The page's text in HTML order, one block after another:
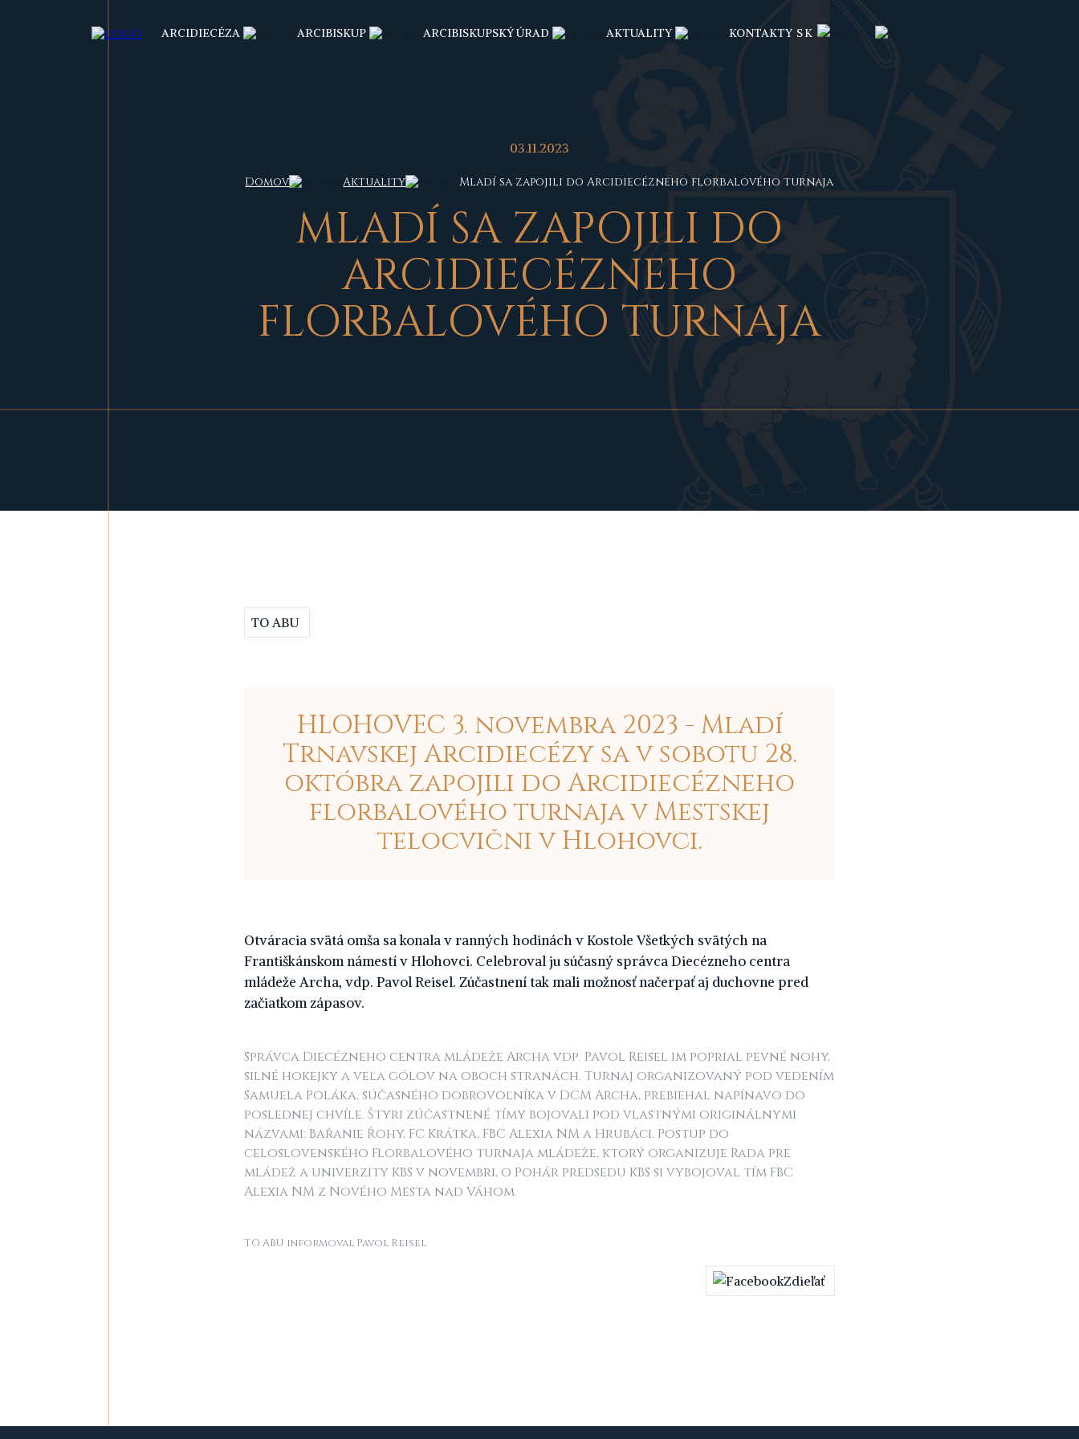
ARCIDIECÉZA ARCIBISKUP ARCIBISKUPSKÝ ÚRAD AKTUALITY KONTAKTY SK
03.11.2023
Domov Aktuality Mladí sa zapojili do Arcidiecézneho florbalového turnaja
MLADÍ SA ZAPOJILI DO
ARCIDIECÉZNEHO
FLORBALOVÉHO TURNAJA
TO ABU
HLOHOVEC 3. novembra 2023 - Mladí
Trnavskej Arcidiecézy sa v sobotu 28.
októbra zapojili do Arcidiecézneho
florbalového turnaja v Mestskej
telocvični v Hlohovci.
Otváracia svätá omša sa konala v ranných hodinách v Kostole Všetkých svätých na
Františkánskom námestí v Hlohovci. Celebroval ju súčasný správca Diecézneho centra
mládeže Archa, vdp. Pavol Reisel. Zúčastnení tak mali možnosť načerpať aj duchovne pred
začiatkom zápasov.
Správca Diecézneho centra mládeže Archa vdp. Pavol Reisel im poprial pevné nohy,
silné hokejky a veľa gólov na oboch stranách. Turnaj organizovaný pod vedením
Samuela Poláka, súčasného dobrovoľníka v DCM Archa, prebiehal napínavo do
poslednej chvíle. Štyri zúčastnené tímy bojovali pod vlastnými originálnymi
názvami: Bařanie Řohy, FC Krátka, FBC Alexia NM a Hrubáci. Postup do
celoslovenského Florbalového turnaja mládeže, ktorý organizuje Rada pre
mládež a univerzity KBS v novembri, o Pohár predsedu KBS si vybojoval tím FBC
Alexia NM z Nového Mesta nad Váhom.
TO ABU informoval Pavol Reisel
Zdieľať